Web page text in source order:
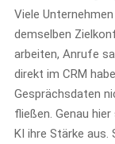
Viele
demselben
arbeiten, Anrufe
direkt im CRM
Gesprächsdaten
fließen. Genau
KI ihre Stärke aus.